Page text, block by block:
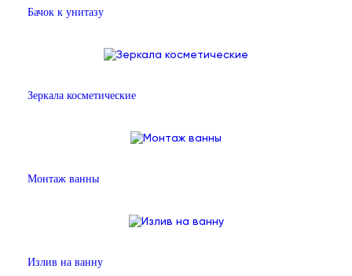
Бачок к унитазу
Зеркала косметические
Монтаж ванны
Излив на ванну